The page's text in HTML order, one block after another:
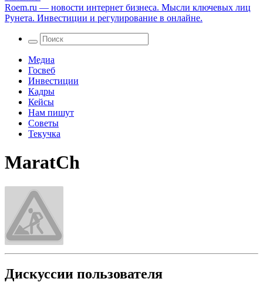
Roem.ru — новости интернет бизнеса. Мысли ключевых лиц
Рунета. Инвестиции и регулирование в онлайне.
Медиа
Госвеб
Инвестиции
Кадры
Кейсы
Нам пишут
Советы
Текучка
MaratCh
Дискуссии пользователя